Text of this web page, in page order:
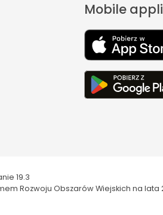
Mobile
19.3
Rozwoju Obszarów Wiejskich na lata